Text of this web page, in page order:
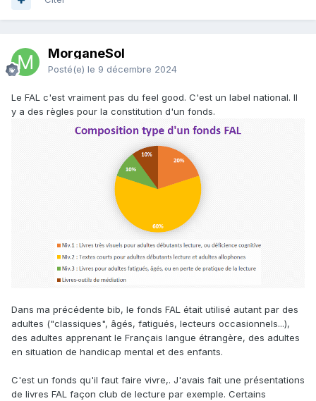
MorganeSol
Posté(e) le 9 décembre 2024
Le FAL c'est vraiment pas du feel good. C'est un label national. Il
y a des règles pour la constitution d'un fonds.
Dans ma précédente bib, le fonds FAL était utilisé autant par des
adultes ("classiques", âgés, fatigués, lecteurs occasionnels...),
des adultes apprenant le Français langue étrangère, des adultes
en situation de handicap mental et des enfants.
C'est un fonds qu'il faut faire vivre,. J'avais fait une présentations
de livres FAL façon club de lecture par exemple. Certains